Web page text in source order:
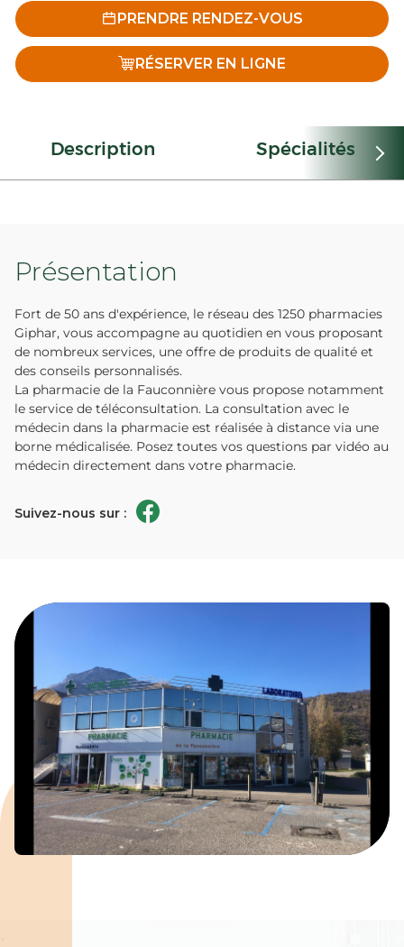
PRENDRE RENDEZ-VOUS
RÉSERVER EN LIGNE
Description Spécialités
Présentation
Fort de 50 ans d'expérience, le réseau des 1250 pharmacies
Giphar, vous accompagne au quotidien en vous proposant
de nombreux services, une offre de produits de qualité et
des conseils personnalisés.
La pharmacie de la Fauconnière vous propose notamment
le service de téléconsultation. La consultation avec le
médecin dans la pharmacie est réalisée à distance via une
borne médicalisée. Posez toutes vos questions par vidéo au
médecin directement dans votre pharmacie.
Suivez-nous sur :